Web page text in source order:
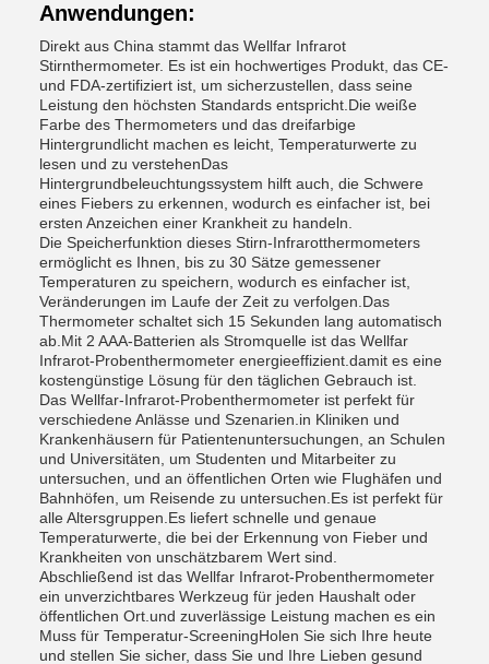
Anwendungen:
Direkt aus China stammt das Wellfar Infrarot
Stirnthermometer. Es ist ein hochwertiges Produkt, das CE-
und FDA-zertifiziert ist, um sicherzustellen, dass seine
Leistung den höchsten Standards entspricht.Die weiße
Farbe des Thermometers und das dreifarbige
Hintergrundlicht machen es leicht, Temperaturwerte zu
lesen und zu verstehenDas
Hintergrundbeleuchtungssystem hilft auch, die Schwere
eines Fiebers zu erkennen, wodurch es einfacher ist, bei
ersten Anzeichen einer Krankheit zu handeln.
Die Speicherfunktion dieses Stirn-Infrarotthermometers
ermöglicht es Ihnen, bis zu 30 Sätze gemessener
Temperaturen zu speichern, wodurch es einfacher ist,
Veränderungen im Laufe der Zeit zu verfolgen.Das
Thermometer schaltet sich 15 Sekunden lang automatisch
ab.Mit 2 AAA-Batterien als Stromquelle ist das Wellfar
Infrarot-Probenthermometer energieeffizient.damit es eine
kostengünstige Lösung für den täglichen Gebrauch ist.
Das Wellfar-Infrarot-Probenthermometer ist perfekt für
verschiedene Anlässe und Szenarien.in Kliniken und
Krankenhäusern für Patientenuntersuchungen, an Schulen
und Universitäten, um Studenten und Mitarbeiter zu
untersuchen, und an öffentlichen Orten wie Flughäfen und
Bahnhöfen, um Reisende zu untersuchen.Es ist perfekt für
alle Altersgruppen.Es liefert schnelle und genaue
Temperaturwerte, die bei der Erkennung von Fieber und
Krankheiten von unschätzbarem Wert sind.
Abschließend ist das Wellfar Infrarot-Probenthermometer
ein unverzichtbares Werkzeug für jeden Haushalt oder
öffentlichen Ort.und zuverlässige Leistung machen es ein
Muss für Temperatur-ScreeningHolen Sie sich Ihre heute
und stellen Sie sicher, dass Sie und Ihre Lieben gesund